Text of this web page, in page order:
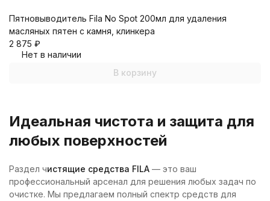
Пятновыводитель Fila No Spot 200мл для удаления
масляных пятен с камня, клинкера
2 875 ₽
Нет в наличии
В корзину
Идеальная чистота и защита для
любых поверхностей
Раздел чистящие средства FILA — это ваш
профессиональный арсенал для решения любых задач по
очистке. Мы предлагаем полный спектр средств для